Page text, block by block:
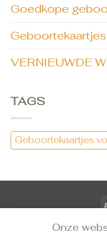
Goedkope
VERNIEUWDE
TAGS
Geboortekaartjes
CONTACT
Onze